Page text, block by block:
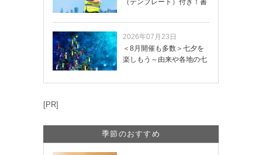
2026年07月23日
＜8月開催も多数＞七夕を
楽しもう～由来や各地の七
[PR]
季節のおすすめ